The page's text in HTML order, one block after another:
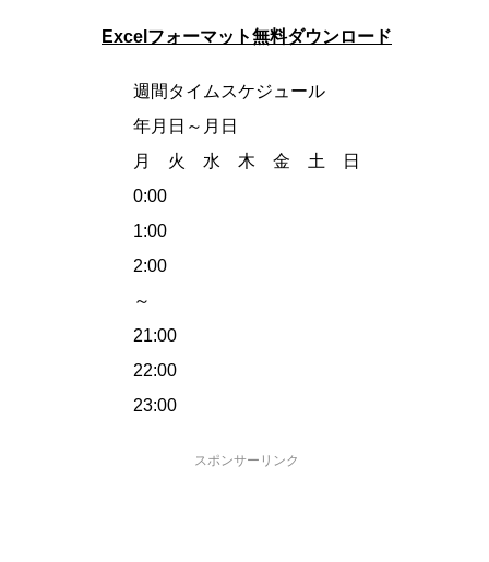
Excelフォーマット無料ダウンロード
週間タイムスケジュール
年月日～月日
月 火 水 木 金 土 日
0:00
1:00
2:00
～
21:00
22:00
23:00
スポンサーリンク